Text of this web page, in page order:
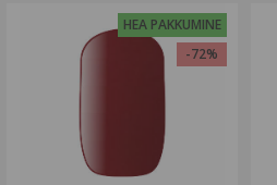
HEA PAKKUMINE
-72%